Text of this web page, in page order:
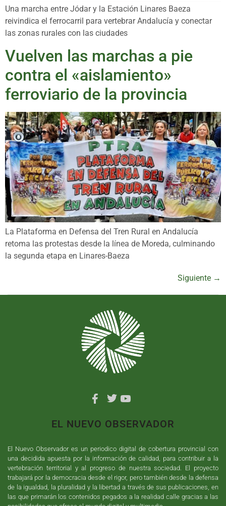
Una marcha entre Jódar y la Estación Linares Baeza
reivindica el ferrocarril para vertebrar Andalucía y conectar
las zonas rurales con las ciudades
Vuelven las marchas a pie
contra el «aislamiento»
ferroviario de la provincia
La Plataforma en Defensa del Tren Rural en Andalucía
retoma las protestas desde la línea de Moreda, culminando
la segunda etapa en Linares-Baeza
Siguiente →
EL NUEVO OBSERVADOR
El Nuevo Observador es un periodico digital de cobertura provincial con
una decidida apuesta por la información de calidad, para contribuir a la
vertebración territorial y al progreso de nuestra sociedad. El proyecto
trabajará por la democracia desde el rigor, pero también desde la defensa
de la igualdad, la pluralidad y la libertad a través de sus publicaciones, en
las que primarán los contenidos pegados a la realidad calle gracias a las